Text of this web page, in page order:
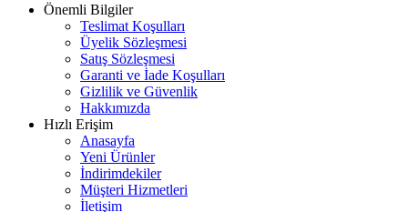
Önemli Bilgiler
Teslimat Koşulları
Üyelik Sözleşmesi
Satış Sözleşmesi
Garanti ve İade Koşulları
Gizlilik ve Güvenlik
Hakkımızda
Hızlı Erişim
Anasayfa
Yeni Ürünler
İndirimdekiler
Müşteri Hizmetleri
İletişim